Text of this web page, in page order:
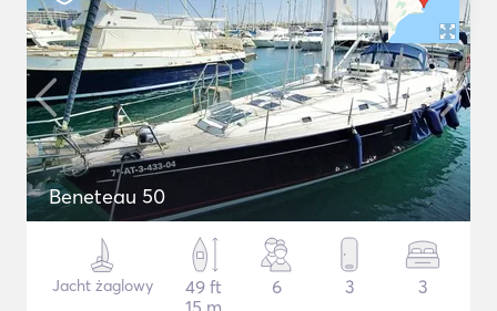
Beneteau 50
Jacht żaglowy
49 ft
15 m
6 3 3